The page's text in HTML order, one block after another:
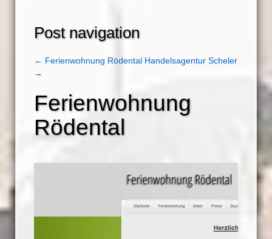
Post navigation
← Ferienwohnung Rödental Handelsagentur Scheler
→
Ferienwohnung
Rödental